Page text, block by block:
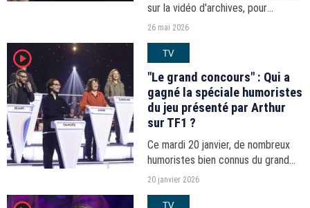
sur la vidéo d'archives, pour
certaines sexistes, parue sur les
montrait très tactile avec les
26 mai 2026
player2 TV
"Le grand concours" : Qui a
gagné la spéciale humoristes
du jeu présenté par Arthur
sur TF1 ?
Ce mardi 20 janvier, de nombreux
humoristes bien connus du grand
public ont répondu à une multitude
pour remporter le trophée tant
20 janvier 2026
TV